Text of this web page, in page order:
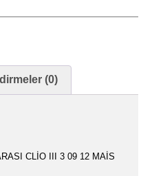
(0)
CLİO III 3 09 12 MAİS